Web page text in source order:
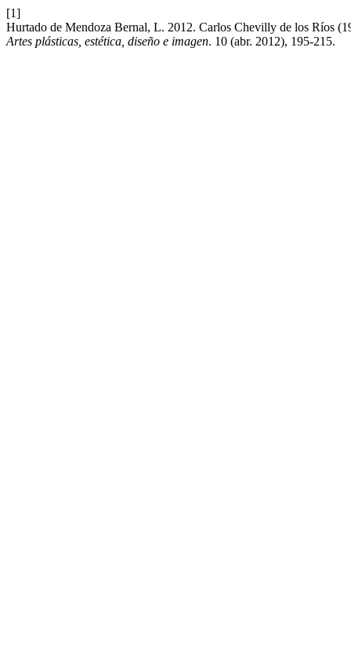
[1]
Hurtado de Mendoza Bernal, L. 2012. Carlos Chevilly de los Ríos
Artes plásticas, estética, diseño e imagen. 10 (abr. 2012), 195-215.